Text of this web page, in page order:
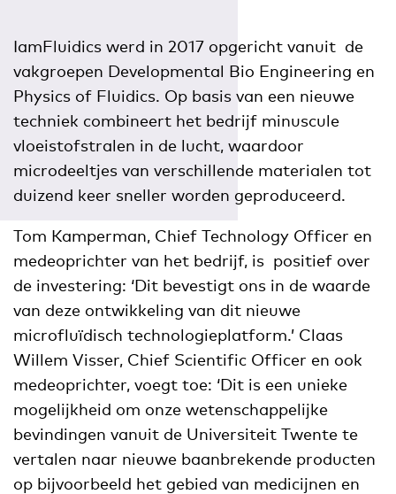
IamFluidics werd in 2017 opgericht vanuit de
vakgroepen Developmental Bio Engineering en
Physics of Fluidics. Op basis van een nieuwe
techniek combineert het bedrijf minuscule
vloeistofstralen in de lucht, waardoor
microdeeltjes van verschillende materialen tot
duizend keer sneller worden geproduceerd.
Tom Kamperman, Chief Technology Officer en
medeoprichter van het bedrijf, is positief over
de investering: ‘Dit bevestigt ons in de waarde
van deze ontwikkeling van dit nieuwe
microfluïdisch technologieplatform.’ Claas
Willem Visser, Chief Scientific Officer en ook
medeoprichter, voegt toe: ‘Dit is een unieke
mogelijkheid om onze wetenschappelijke
bevindingen vanuit de Universiteit Twente te
vertalen naar nieuwe baanbrekende producten
op bijvoorbeeld het gebied van medicijnen en